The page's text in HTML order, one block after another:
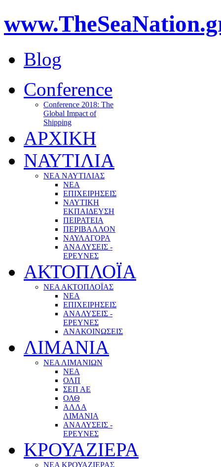
Blog
Conference
Conference 2018: The
Global Impact of
Shipping
ΑΡΧΙΚΗ
ΝΑΥΤΙΛΙΑ
ΝΕΑ ΝΑΥΤΙΛΙΑΣ
ΝΕΑ
ΕΠΙΧΕΙΡΗΣΕΙΣ
ΝΑΥΤΙΚΗ
ΕΚΠΑΙΔΕΥΣΗ
ΠΕΙΡΑΤΕΙΑ
ΠΕΡΙΒΑΛΛΟΝ
ΝΑΥΛΑΓΟΡΑ
ΑΝΑΛΥΣΕΙΣ -
ΕΡΕΥΝΕΣ
ΑΚΤΟΠΛΟΪΑ
ΝΕΑ ΑΚΤΟΠΛΟΪΑΣ
ΝΕΑ
ΕΠΙΧΕΙΡΗΣΕΙΣ
ΑΝΑΛΥΣΕΙΣ -
ΕΡΕΥΝΕΣ
ΑΝΑΚΟΙΝΩΣΕΙΣ
ΛΙΜΑΝΙΑ
ΝΕΑ ΛΙΜΑΝΙΩΝ
ΝΕΑ
ΟΛΠ
ΣΕΠ ΑΕ
ΟΛΘ
ΑΛΛΑ
ΛΙΜΑΝΙΑ
ΑΝΑΛΥΣΕΙΣ -
ΕΡΕΥΝΕΣ
ΚΡΟΥΑΖΙΕΡΑ
ΝΕΑ ΚΡΟΥΑΖΙΕΡΑΣ